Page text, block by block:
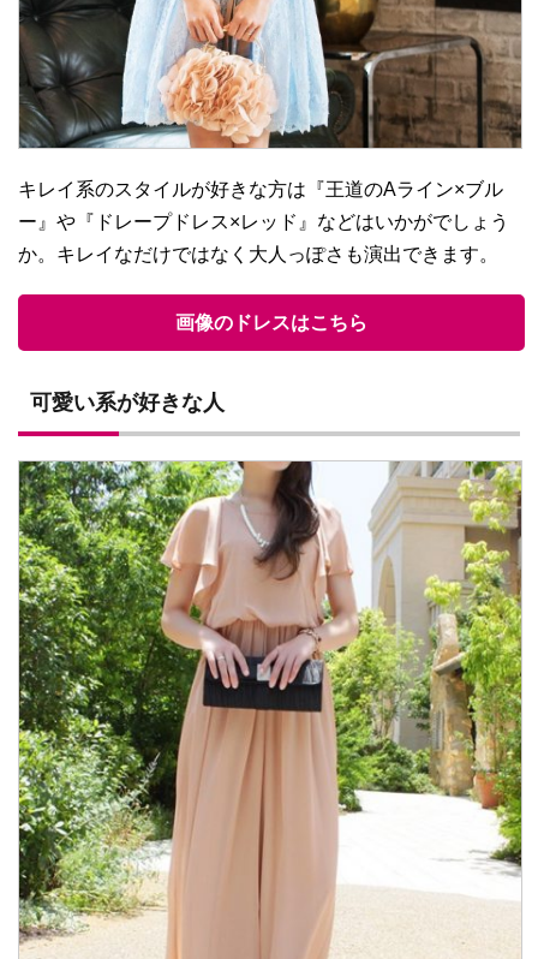
キレイ系のスタイルが好きな方は『王道のAライン×ブル
ー』や『ドレープドレス×レッド』などはいかがでしょう
か。キレイなだけではなく大人っぽさも演出できます。
画像のドレスはこちら
可愛い系が好きな人